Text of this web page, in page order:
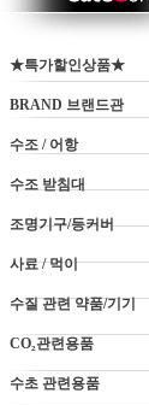
★특가할인상품★
BRAND 브랜드관
수조 / 어항
수조 받침대
조명기구/등커버
사료 / 먹이
수질 관련 약품/기기
CO₂관련용품
수초 관련용품